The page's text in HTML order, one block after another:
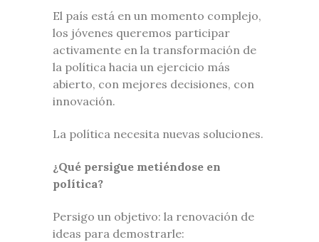
El país está en un momento complejo,
los jóvenes queremos participar
activamente en la transformación de
la política hacia un ejercicio más
abierto, con mejores decisiones, con
innovación.
La política necesita nuevas soluciones.
¿Qué persigue metiéndose en
política?
Persigo un objetivo: la renovación de
ideas para demostrarle: